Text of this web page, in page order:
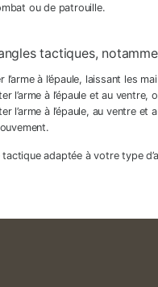
ou de patrouille.
tactiques,
à l’épaule, laissant les
l’arme à l’épaule et au
l’arme à l’épaule, au ventre et
adaptée à votre type